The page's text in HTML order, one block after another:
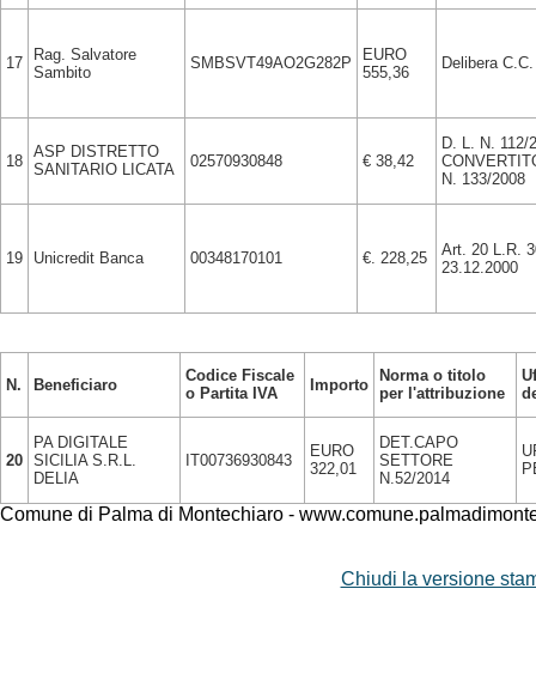
17
Rag. Salvatore
Sambito
SMBSVT49AO2G282P
EURO
555,36
Delibera
18
ASP DISTRETTO
SANITARIO LICATA
02570930848 € 38,42
D. L. N. 112/
N. 133/2008
19 Unicredit Banca 00348170101 €. 228,25
Art. 20 L.R.
23.12.2000
N. Beneficiaro
Codice Fiscale
o Partita IVA
Importo
Norma o titolo
per l'attribuzione
20
PA DIGITALE
SICILIA S.R.L.
DELIA
IT00736930843
EURO
322,01
DET.CAPO
SETTORE
N.52/2014
Comune di Palma di Montechiaro -
Chiudi la versione